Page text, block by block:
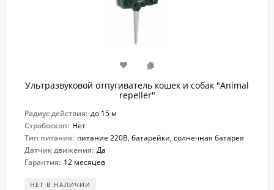
Ультразвуковой отпугиватель кошек и собак "Animal
repeller"
Радиус действия: до 15 м
Стробоскоп: Нет
Тип питания: питание 220В, батарейки, солнечная батарея
Датчик движения: Да
Гарантия: 12 месяцев
НЕТ В НАЛИЧИИ